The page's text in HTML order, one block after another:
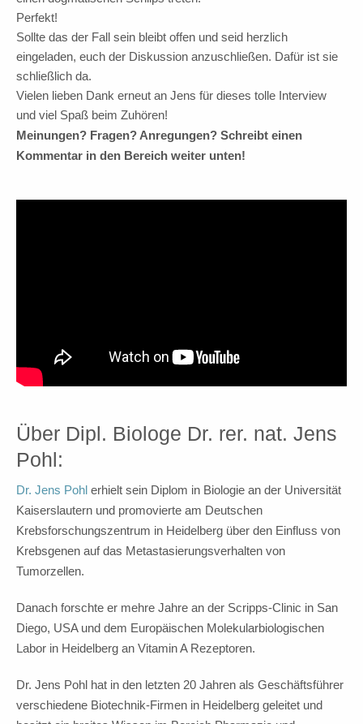
Perfekt!
Sollte das der Fall sein bleibt offen und seid herzlich
eingeladen, euch der Diskussion anzuschließen. Dafür ist sie
schließlich da.
Vielen lieben Dank erneut an Jens für dieses tolle Interview
und viel Spaß beim Zuhören!
Meinungen? Fragen? Anregungen? Schreibt einen
Kommentar in den Bereich weiter unten!
Über Dipl. Biologe Dr. rer. nat. Jens
Pohl:
Dr. Jens Pohl erhielt sein Diplom in Biologie an der Universität
Kaiserslautern und promovierte am Deutschen
Krebsforschungszentrum in Heidelberg über den Einfluss von
Krebsgenen auf das Metastasierungsverhalten von
Tumorzellen.
Danach forschte er mehre Jahre an der Scripps-Clinic in San
Diego, USA und dem Europäischen Molekularbiologischen
Labor in Heidelberg an Vitamin A Rezeptoren.
Dr. Jens Pohl hat in den letzten 20 Jahren als Geschäftsführer
verschiedene Biotechnik-Firmen in Heidelberg geleitet und